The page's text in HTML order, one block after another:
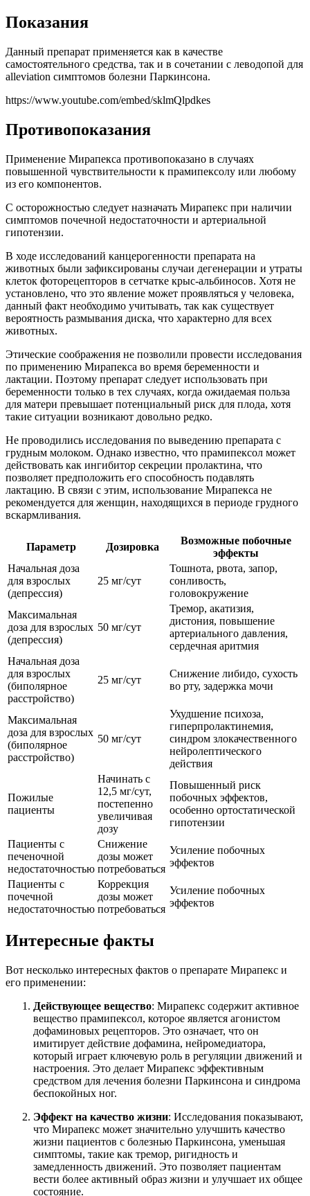
Показания
Данный препарат применяется как в качестве
самостоятельного средства, так и в сочетании с леводопой для
alleviation симптомов болезни Паркинсона.
https://www.youtube.com/embed/sklmQlpdkes
Противопоказания
Применение Мирапекса противопоказано в случаях
повышенной чувствительности к прамипексолу или любому
из его компонентов.
С осторожностью следует назначать Мирапекс при наличии
симптомов почечной недостаточности и артериальной
гипотензии.
В ходе исследований канцерогенности препарата на
животных были зафиксированы случаи дегенерации и утраты
клеток фоторецепторов в сетчатке крыс-альбиносов. Хотя не
установлено, что это явление может проявляться у человека,
данный факт необходимо учитывать, так как существует
вероятность размывания диска, что характерно для всех
животных.
Этические соображения не позволили провести исследования
по применению Мирапекса во время беременности и
лактации. Поэтому препарат следует использовать при
беременности только в тех случаях, когда ожидаемая польза
для матери превышает потенциальный риск для плода, хотя
такие ситуации возникают довольно редко.
Не проводились исследования по выведению препарата с
грудным молоком. Однако известно, что прамипексол может
действовать как ингибитор секреции пролактина, что
позволяет предположить его способность подавлять
лактацию. В связи с этим, использование Мирапекса не
рекомендуется для женщин, находящихся в периоде грудного
вскармливания.
Параметр Дозировка
Возможные побочные
эффекты
Начальная доза
для взрослых
(депрессия)
25 мг/сут
Тошнота, рвота, запор,
сонливость,
головокружение
Максимальная
доза для взрослых
(депрессия)
50 мг/сут
Тремор, акатизия,
дистония, повышение
артериального давления,
сердечная аритмия
Начальная доза
для взрослых
(биполярное
расстройство)
25 мг/сут
Снижение либидо, сухость
во рту, задержка мочи
Максимальная
доза для взрослых
(биполярное
расстройство)
50 мг/сут
Ухудшение психоза,
гиперпролактинемия,
синдром злокачественного
нейролептического
действия
Пожилые
пациенты
Начинать с
12,5 мг/сут,
постепенно
увеличивая
дозу
Повышенный риск
побочных эффектов,
особенно ортостатической
гипотензии
Пациенты с
печеночной
недостаточностью
Снижение
дозы может
потребоваться
Усиление побочных
эффектов
Пациенты с
почечной
недостаточностью
Коррекция
дозы может
потребоваться
Усиление побочных
эффектов
Интересные факты
Вот несколько интересных фактов о препарате Мирапекс и
его применении:
Действующее вещество: Мирапекс содержит активное
вещество прамипексол, которое является агонистом
дофаминовых рецепторов. Это означает, что он
имитирует действие дофамина, нейромедиатора,
который играет ключевую роль в регуляции движений и
настроения. Это делает Мирапекс эффективным
средством для лечения болезни Паркинсона и синдрома
беспокойных ног.
Эффект на качество жизни: Исследования показывают,
что Мирапекс может значительно улучшить качество
жизни пациентов с болезнью Паркинсона, уменьшая
симптомы, такие как тремор, ригидность и
замедленность движений. Это позволяет пациентам
вести более активный образ жизни и улучшает их общее
состояние.